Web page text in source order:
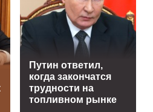
Путин ответил,
когда закончатся
трудности на
топливном рынке